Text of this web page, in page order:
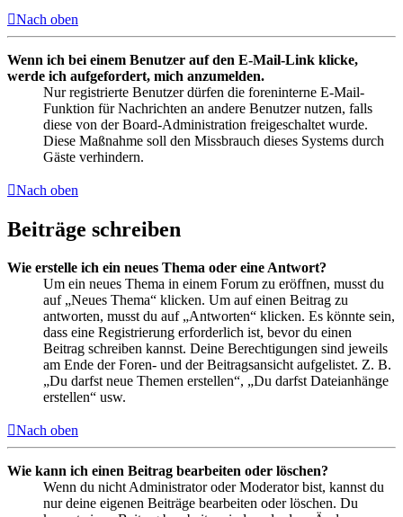
Nach oben
Wenn ich bei einem Benutzer auf den E-Mail-Link klicke,
werde ich aufgefordert, mich anzumelden.
Nur registrierte Benutzer dürfen die foreninterne E-Mail-
Funktion für Nachrichten an andere Benutzer nutzen, falls
diese von der Board-Administration freigeschaltet wurde.
Diese Maßnahme soll den Missbrauch dieses Systems durch
Gäste verhindern.
Nach oben
Beiträge schreiben
Wie erstelle ich ein neues Thema oder eine Antwort?
Um ein neues Thema in einem Forum zu eröffnen, musst du
auf „Neues Thema“ klicken. Um auf einen Beitrag zu
antworten, musst du auf „Antworten“ klicken. Es könnte sein,
dass eine Registrierung erforderlich ist, bevor du einen
Beitrag schreiben kannst. Deine Berechtigungen sind jeweils
am Ende der Foren- und der Beitragsansicht aufgelistet. Z. B.
„Du darfst neue Themen erstellen“, „Du darfst Dateianhänge
erstellen“ usw.
Nach oben
Wie kann ich einen Beitrag bearbeiten oder löschen?
Wenn du nicht Administrator oder Moderator bist, kannst du
nur deine eigenen Beiträge bearbeiten oder löschen. Du